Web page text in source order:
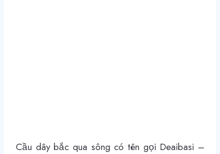
Cầu dây bắc qua sông có tên gọi Deaibasi –